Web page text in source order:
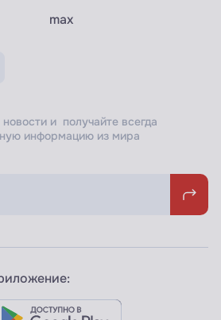
max
и получайте всегда
информацию из мира